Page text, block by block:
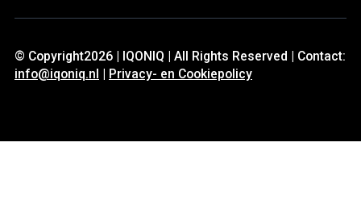
© Copyright2026 | IQONIQ | All Rights Reserved | Contact:
info@iqoniq.nl | Privacy- en Cookiepolicy